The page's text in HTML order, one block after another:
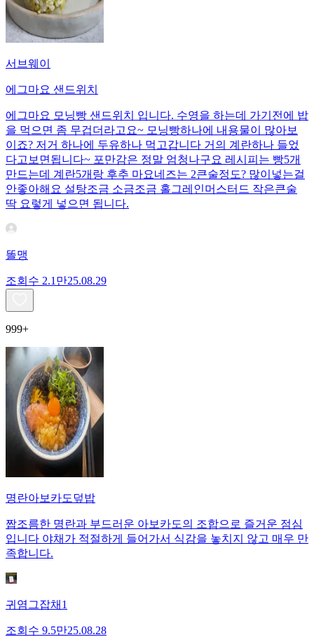
서브웨이
에그마요 샌드위치
에그마요 모닝빵 샌드위치 입니다. 수영을 하는데 가기전에 밥
을 먹으면 좀 무겁더라고요~ 모닝빵하나에 내용물이 많아보
이죠? 저거 하나에 두유하나 먹고갑니다 거의 계란하나 들었
다고보면됩니다~ 포만감은 정말 엄청나구요 레시피는 빵5개
만드는데 계란5개랑 후추 마요네즈는 2큰술정도? 많이넣는걸
안좋아해요 설탕조금 소금조금 홀그레인머스터드 작은큰술
딱 요렇게 넣으면 됩니다.
똘맹
조회수 2.1만25.08.29
999+
명란아보카도덮밥
짭조름한 명란과 부드러운 아보카도의 조합으로 즐거운 점심
입니다 야채가 적절하게 들어가서 식감을 놓치지 않고 매우 만
족합니다.
귀염그잡채1
조회수 9.5만25.08.28